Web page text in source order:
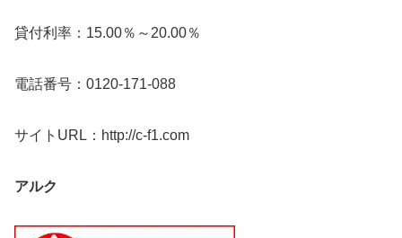
貸付利率：15.00％～20.00％
電話番号：0120-171-088
サイトURL：http://c-f1.com
アルク